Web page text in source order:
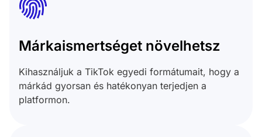
Márkaismertséget növelhetsz
Kihasználjuk a TikTok egyedi formátumait, hogy a
márkád gyorsan és hatékonyan terjedjen a
platformon.